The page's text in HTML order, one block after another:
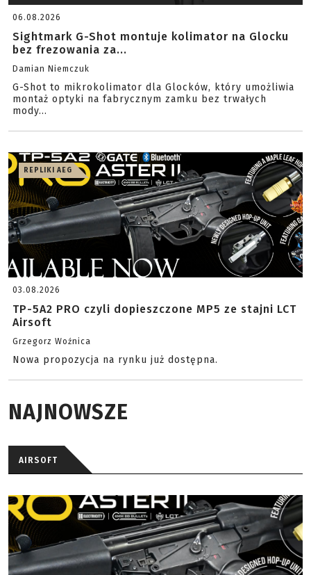
06.08.2026
Sightmark G-Shot montuje kolimator na Glocku
bez frezowania za...
Damian Niemczuk
G-Shot to mikrokolimator dla Glocków, który umożliwia
montaż optyki na fabrycznym zamku bez trwałych
mody...
REPLIKI AEG
03.08.2026
TP-5A2 PRO czyli dopieszczone MP5 ze stajni LCT
Airsoft
Grzegorz Woźnica
Nowa propozycja na rynku już dostępna.
NAJNOWSZE
AIRSOFT